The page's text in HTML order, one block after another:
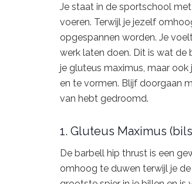
Je staat in de sportschool
voeren. Terwijl je jezelf
opgespannen worden. Je
werk laten doen. Dit is wat de
je gluteus maximus, maar
en te vormen. Blijf doorgaan
van hebt gedroomd.
1. Gluteus Maximus
De barbell hip thrust is een
omhoog te duwen terwijl je